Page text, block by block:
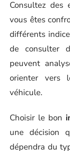
Consultez des
vous êtes
différents
de consulter
peuvent
orienter vers
véhicule.
Choisir le bon
une décision
dépendra du